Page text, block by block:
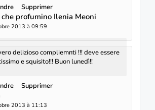
Supprimer
profumino Ilenia Meoni
2013 à 09:59
delizioso compliemnti !!! deve essere
e squisito!!! Buon lunedì!!
Supprimer
2013 à 11:13